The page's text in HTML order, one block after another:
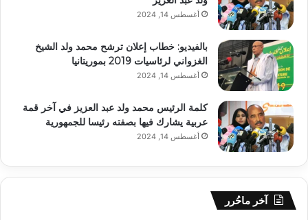
أغسطس 14, 2024
بالفيديو: خطاب إعلان ترشح محمد ولد الشيخ
الغزواني لرئاسيات 2019 بموريتانيا
أغسطس 14, 2024
كلمة الرئيس محمد ولد عبد العزيز في آخر قمة
عربية يشارك فيها بصفته رئيسا للجمهورية
أغسطس 14, 2024
آخر ماحُرر